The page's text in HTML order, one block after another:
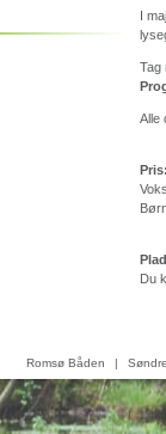
I
Tag
Alle
Pris:
Du
Romsø Båden |